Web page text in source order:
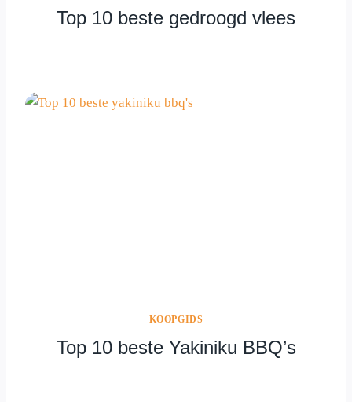
Top 10 beste gedroogd vlees
KOOPGIDS
Top 10 beste Yakiniku BBQ’s